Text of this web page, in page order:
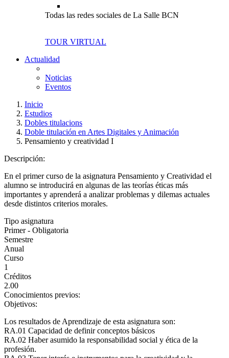
Todas las redes sociales de La Salle BCN
TOUR VIRTUAL
Actualidad
Noticias
Eventos
Inicio
Estudios
Dobles titulacions
Doble titulación en Artes Digitales y Animación
Pensamiento y creatividad I
Descripción:
En el primer curso de la asignatura Pensamiento y Creatividad el
alumno se introducirá en algunas de las teorías éticas más
importantes y aprenderá a analizar problemas y dilemas actuales
desde distintos criterios morales.
Tipo asignatura
Primer - Obligatoria
Semestre
Anual
Curso
1
Créditos
2.00
Conocimientos previos:
Objetivos:
Los resultados de Aprendizaje de esta asignatura son:
RA.01 Capacidad de definir conceptos básicos
RA.02 Haber asumido la responsabilidad social y ética de la
profesión.